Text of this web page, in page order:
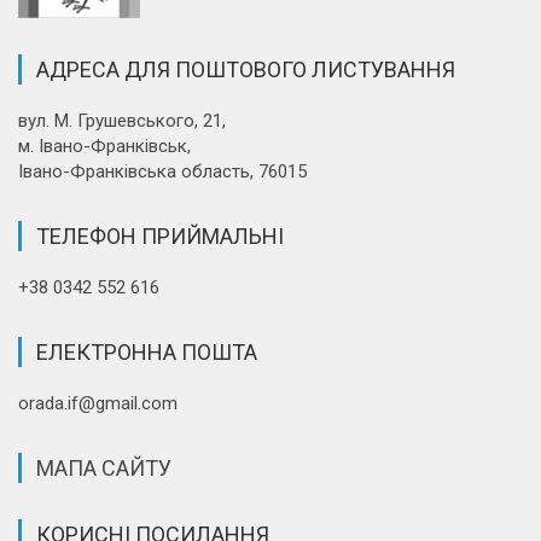
АДРЕСА ДЛЯ ПОШТОВОГО ЛИСТУВАННЯ
вул. М. Грушевського, 21,
м. Івано-Франківськ,
Івано-Франківська область, 76015
ТЕЛЕФОН ПРИЙМАЛЬНІ
+38 0342 552 616
ЕЛЕКТРОННА ПОШТА
orada.if@gmail.com
МАПА САЙТУ
КОРИСНІ ПОСИЛАННЯ